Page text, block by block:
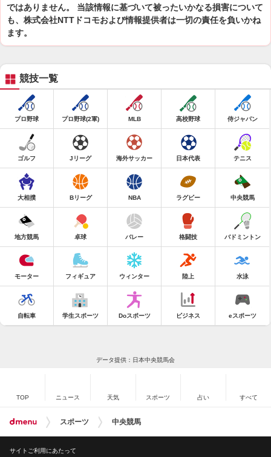
ではありません。 当該情報に基づいて被ったいかなる損害について
も、株式会社NTTドコモおよび情報提供者は一切の責任を負いかね
ます。
競技一覧
プロ野球 プロ野球(2軍) MLB 高校野球 侍ジャパン
ゴルフ Jリーグ 海外サッカー 日本代表 テニス
大相撲 Bリーグ NBA ラグビー 中央競馬
地方競馬 卓球 バレー 格闘技 バドミントン
モーター フィギュア ウィンター 陸上 水泳
自転車 学生スポーツ Doスポーツ ビジネス eスポーツ
データ提供：日本中央競馬会
TOP ニュース 天気 スポーツ 占い すべて
スポーツ 中央競馬
サイトご利用にあたって